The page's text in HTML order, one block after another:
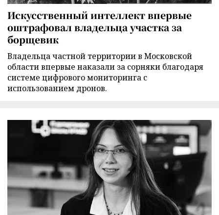
Искусственный интеллект впервые
оштрафовал владельца участка за
борщевик
Владельца частной территории в Московской
области впервые наказали за сорняки благодаря
системе цифрового мониторинга с
использованием дронов.